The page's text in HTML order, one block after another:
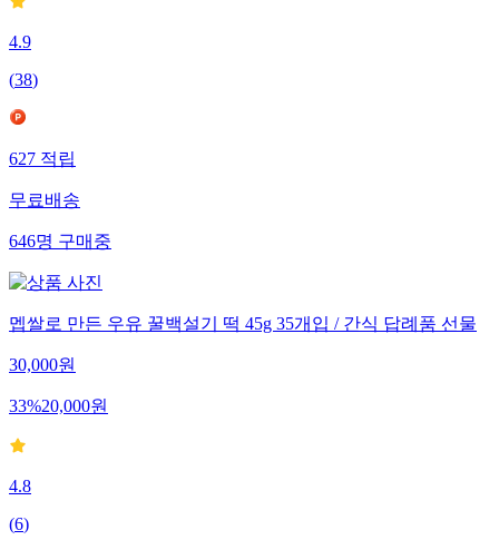
4.9
(38)
627적립
무료배송
646명구매중
멥쌀로 만든 우유 꿀백설기 떡 45g 35개입 / 간식 답례품 선물
30,000원
33%20,000원
4.8
(6)